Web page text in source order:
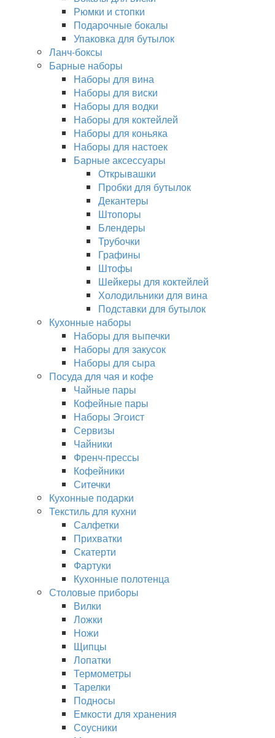
Рюмки и стопки
Подарочные бокалы
Упаковка для бутылок
Ланч-боксы
Барные наборы
Наборы для вина
Наборы для виски
Наборы для водки
Наборы для коктейлей
Наборы для коньяка
Наборы для настоек
Барные аксессуары
Открывашки
Пробки для бутылок
Декантеры
Штопоры
Блендеры
Трубочки
Графины
Штофы
Шейкеры для коктейлей
Холодильники для вина
Подставки для бутылок
Кухонные наборы
Наборы для выпечки
Наборы для закусок
Наборы для сыра
Посуда для чая и кофе
Чайные пары
Кофейные пары
Наборы Эгоист
Сервизы
Чайники
Френч-прессы
Кофейники
Ситечки
Кухонные подарки
Текстиль для кухни
Салфетки
Прихватки
Скатерти
Фартуки
Кухонные полотенца
Столовые приборы
Вилки
Ложки
Ножи
Щипцы
Лопатки
Термометры
Тарелки
Подносы
Емкости для хранения
Соусники